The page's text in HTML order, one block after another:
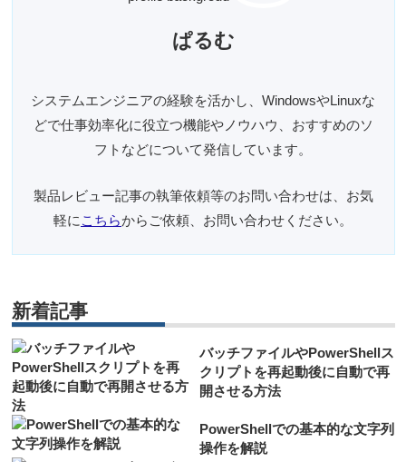
ぱるむ
システムエンジニアの経験を活かし、WindowsやLinuxな
どで仕事効率化に役立つ機能やノウハウ、おすすめのソ
フトなどについて発信しています。
製品レビュー記事の執筆依頼等のお問い合わせは、お気
軽に こちらからご依頼、お問い合わせください。
新着記事
バッチファイルやPowerShellス
クリプトを再起動後に自動で再
開させる方法
PowerShellでの基本的な文字列
操作を解説